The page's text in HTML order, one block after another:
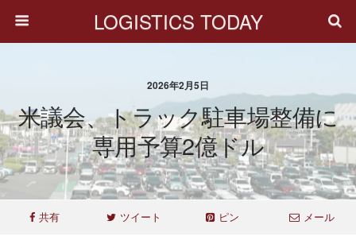
LOGISTICS TODAY
2026年2月5日
米議会、トラック駐車場整備に
専用予算2億ドル
共有 ツイート ピン メール